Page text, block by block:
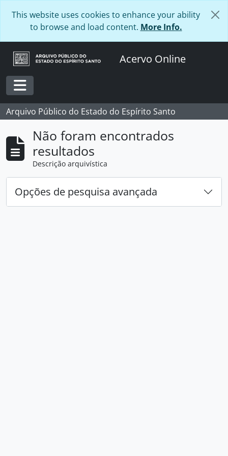
This website uses cookies to enhance your ability
to browse and load content. More Info.
Acervo Online
Toggle navigation
Arquivo Público do Estado do Espírito Santo
Não foram encontrados
resultados
Descrição arquivística
Opções de pesquisa avançada